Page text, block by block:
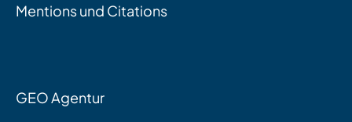
Mentions und Citations
GEO Agentur